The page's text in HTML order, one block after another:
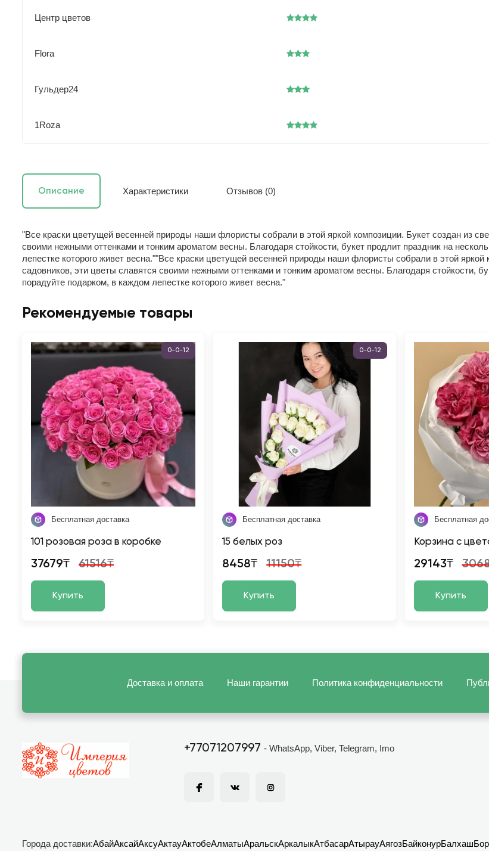
Центр цветов
Flora
Гульдер24
1Roza
Описание Характеристики Отзывов (0)
"Все краски цветущей весенней природы наши флористы собрали в этой яркой композиции. Букет создан из
своими нежными оттенками и тонким ароматом весны. Благодаря стойкости, букет продлит праздник на
лепестке которого живет весна.""Все краски цветущей весенней природы наши флористы собрали в этой
садовников, эти цветы славятся своими нежными оттенками и тонким ароматом весны. Благодаря стойкости,
порадуйте подарком, в каждом лепестке которого живет весна."
Рекомендуемые товары
0-0-12
Бесплатная доставка
101 розовая роза в коробке
37679₸ 61516₸
Купить
0-0-12
Бесплатная доставка
15 белых роз
8458₸ 11150₸
Купить
Бесплатная
Корзина с
29143₸
Купить
Доставка и оплата Наши гарантии Политика конфиденциальности
+77071207997 - WhatsApp, Viber, Telegram, Imo
Города доставки:АбайАксайАксуАктауАктобеАлматыАральскАркалыкАтбасарАтырауАягозБайконурБалхаш